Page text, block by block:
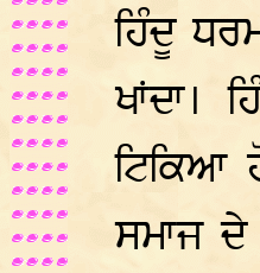
ਹਿੰਦੂ
ਖਾਂਦਾ।
ਟਿਕਿਆ
ਸਮਾਜ